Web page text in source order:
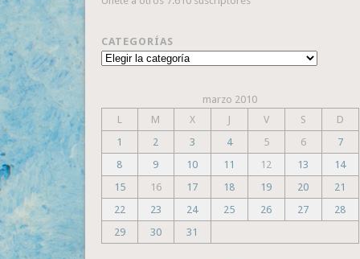
CATEGORÍAS
Categorías
marzo 2010
L
M X J V S
D
1
2 3 4 5 6
7
8
9 10 11 12 13
14
15
16 17 18 19 20
21
22
23 24 25 26 27
28
29
30 31